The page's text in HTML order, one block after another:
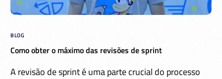
BLOG
Como obter o máximo das revisões de sprint
A revisão de sprint é uma parte crucial do processo